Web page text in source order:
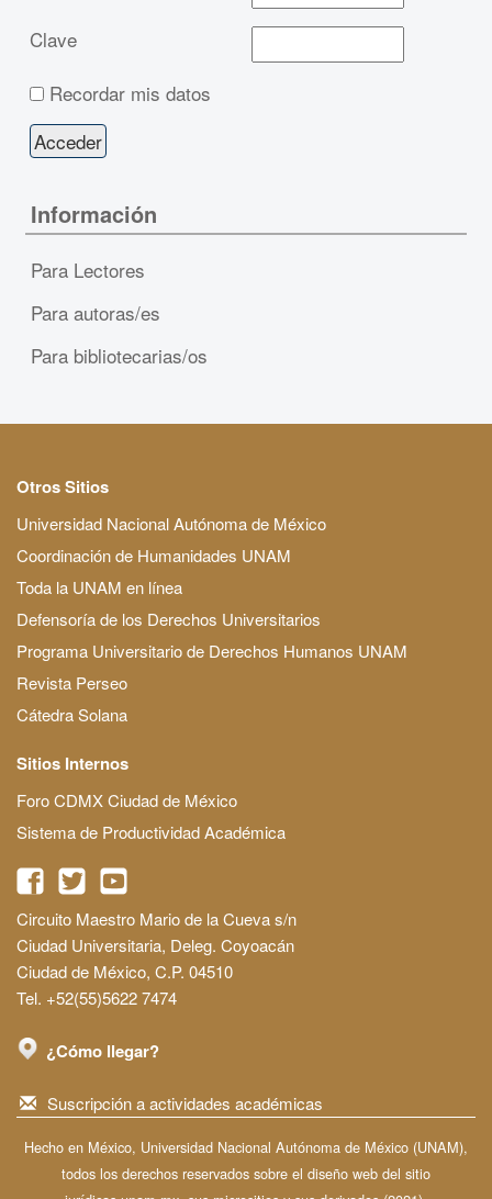
Clave
Recordar mis datos
Información
Para Lectores
Para autoras/es
Para bibliotecarias/os
Otros Sitios
Universidad Nacional Autónoma de México
Coordinación de Humanidades UNAM
Toda la UNAM en línea
Defensoría de los Derechos Universitarios
Programa Universitario de Derechos Humanos UNAM
Revista Perseo
Cátedra Solana
Sitios Internos
Foro CDMX Ciudad de México
Sistema de Productividad Académica
Circuito Maestro Mario de la Cueva s/n
Ciudad Universitaria, Deleg. Coyoacán
Ciudad de México, C.P. 04510
Tel. +52(55)5622 7474
¿Cómo llegar?
Suscripción a actividades académicas
Hecho en México, Universidad Nacional Autónoma de México (UNAM),
todos los derechos reservados sobre el diseño web del sitio